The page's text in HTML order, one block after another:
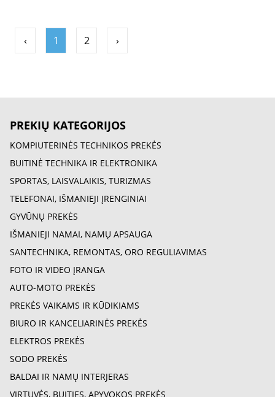
‹ 1 2 ›
PREKIŲ KATEGORIJOS
KOMPIUTERINĖS TECHNIKOS PREKĖS
BUITINĖ TECHNIKA IR ELEKTRONIKA
SPORTAS, LAISVALAIKIS, TURIZMAS
TELEFONAI, IŠMANIEJI ĮRENGINIAI
GYVŪNŲ PREKĖS
IŠMANIEJI NAMAI, NAMŲ APSAUGA
SANTECHNIKA, REMONTAS, ORO REGULIAVIMAS
FOTO IR VIDEO ĮRANGA
AUTO-MOTO PREKĖS
PREKĖS VAIKAMS IR KŪDIKIAMS
BIURO IR KANCELIARINĖS PREKĖS
ELEKTROS PREKĖS
SODO PREKĖS
BALDAI IR NAMŲ INTERJERAS
VIRTUVĖS, BUITIES, APYVOKOS PREKĖS